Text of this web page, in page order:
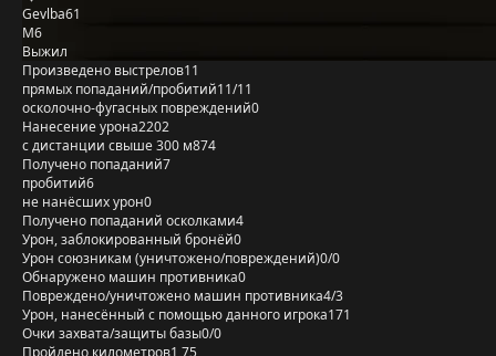
Gevlba61
M6
Выжил
Произведено выстрелов11
прямых попаданий/пробитий11/11
осколочно-фугасных повреждений0
Нанесение урона2202
с дистанции свыше 300 м874
Получено попаданий7
пробитий6
не нанёсших урон0
Получено попаданий осколками4
Урон, заблокированный бронёй0
Урон союзникам (уничтожено/повреждений)0/0
Обнаружено машин противника0
Повреждено/уничтожено машин противника4/3
Урон, нанесённый с помощью данного игрока171
Очки захвата/защиты базы0/0
Пройдено километров1,75